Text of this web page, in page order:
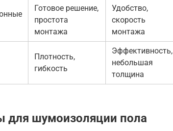
Готовое решение,
простота
монтажа
Удобство,
скорость
монтажа
Плотность,
гибкость
Эффективность,
небольшая
толщина
для шумоизоляции пола